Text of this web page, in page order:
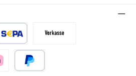
SEPA LastschriftVorkasse